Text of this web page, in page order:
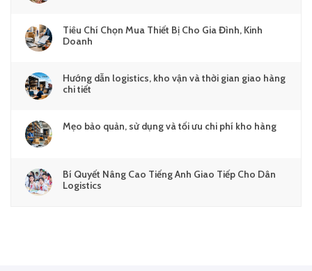
Tiêu Chí Chọn Mua Thiết Bị Cho Gia Đình, Kinh
Doanh
Hướng dẫn logistics, kho vận và thời gian giao hàng
chi tiết
Mẹo bảo quản, sử dụng và tối ưu chi phí kho hàng
Bí Quyết Nâng Cao Tiếng Anh Giao Tiếp Cho Dân
Logistics